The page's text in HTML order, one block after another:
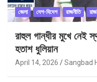
জেলা দেশ-বিদেশ রাজনীতি
রাহুল গান্ধীর মুখে নেই
হতাশ ধুলিয়ান
April 14, 2026 Sangbad